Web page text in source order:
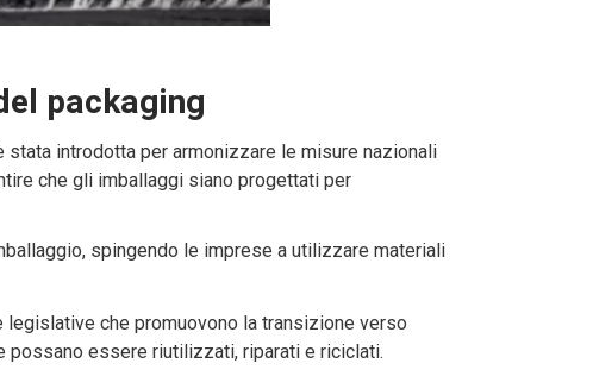
packaging
stata introdotta per armonizzare le misure nazionali
che gli imballaggi siano progettati per
spingendo le imprese a utilizzare materiali
che promuovono la transizione verso
possano essere riutilizzati, riparati e riciclati.